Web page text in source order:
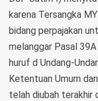
karena Tersangka
bidang perpajakan
melanggar Pasal
huruf d Undang-
Ketentuan Umum
telah diubah terakhir